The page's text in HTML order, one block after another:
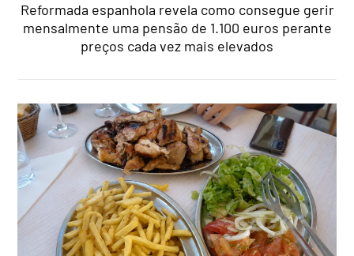
Reformada espanhola revela como consegue gerir
mensalmente uma pensão de 1.100 euros perante
preços cada vez mais elevados